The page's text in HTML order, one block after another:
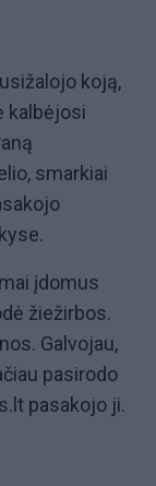
koją,
kalbėjosi
smarkiai
įdomus
žiežirbos.
Galvojau,
pasirodo
pasakojo ji.